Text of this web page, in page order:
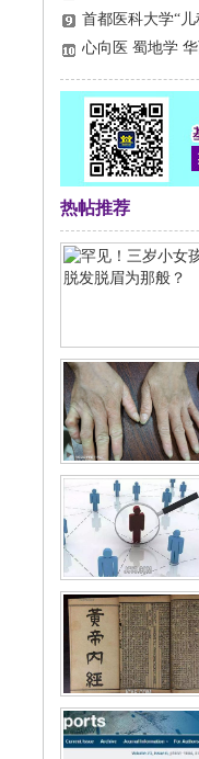
热帖推荐
也犯难！